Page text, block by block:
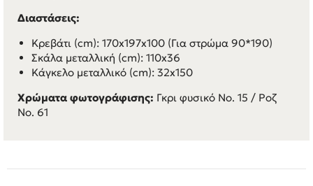
Διαστάσεις:
Κρεβάτι (cm): 170x197x100 (Για στρώμα 90*190)
Σκάλα μεταλλική (cm): 110x36
Κάγκελο μεταλλικό (cm): 32x150
Χρώματα φωτογράφισης: Γκρι φυσικό Νο. 15 / Ροζ
Νο. 61